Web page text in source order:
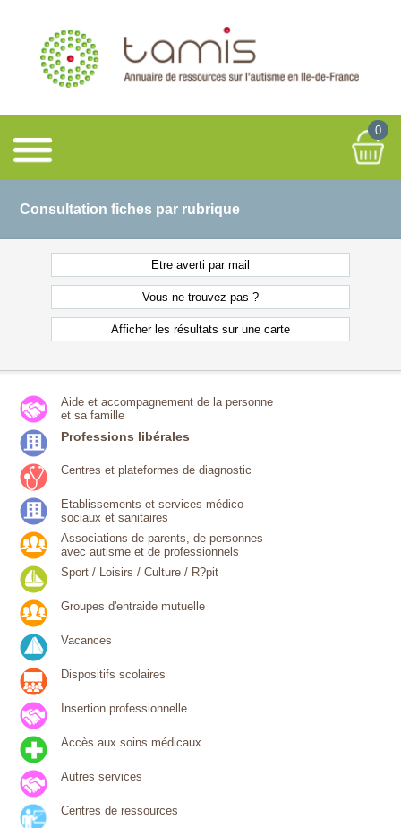
0
Consultation fiches par rubrique
Etre averti par mail
Vous ne trouvez pas ?
Afficher les résultats sur une carte
Aide et accompagnement de la personne
et sa famille
Professions libérales
Centres et plateformes de diagnostic
Etablissements et services médico-
sociaux et sanitaires
Associations de parents, de personnes
avec autisme et de professionnels
Sport / Loisirs / Culture / R?pit
Groupes d'entraide mutuelle
Vacances
Dispositifs scolaires
Insertion professionnelle
Accès aux soins médicaux
Autres services
Centres de ressources